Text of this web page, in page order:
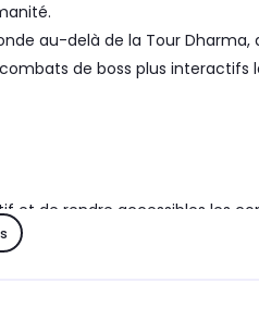
au-delà de la Tour Dharma,
de boss plus
de rendre accessibles les
pour un nouveau défi à